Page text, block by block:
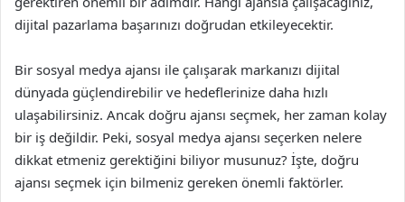
dijital pazarlama başarınızı doğrudan etkileyecektir.
Bir sosyal medya ajansı ile çalışarak markanızı dijital
dünyada güçlendirebilir ve hedeflerinize daha hızlı
ulaşabilirsiniz. Ancak doğru ajansı seçmek, her zaman kolay
bir iş değildir. Peki, sosyal medya ajansı seçerken nelere
dikkat etmeniz gerektiğini biliyor musunuz? İşte, doğru
ajansı seçmek için bilmeniz gereken önemli faktörler.